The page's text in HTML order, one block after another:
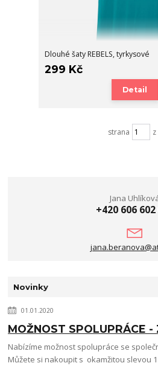
Dlouhé šaty REBELS, tyrkysové
299 Kč
Detail
strana z
Jana
+420 606
Novinky
01.01.2020
MOŽNOST SPOLUPRÁCE -
Nabízíme možnost spolupráce se
Můžete si nakoupit s okamžitou slevou